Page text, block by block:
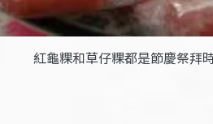
紅龜粿和草仔粿都是節慶祭拜